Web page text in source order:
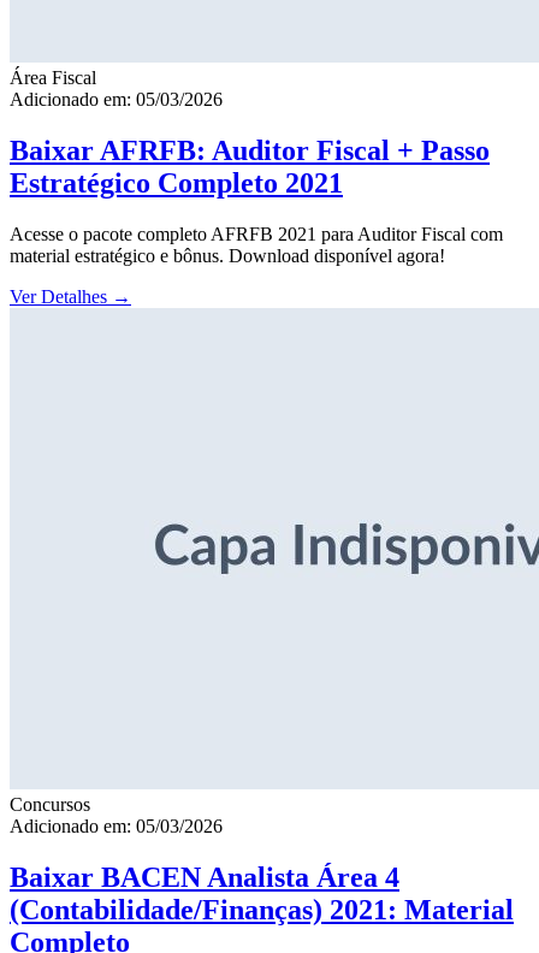
Área Fiscal
Adicionado em: 05/03/2026
Baixar AFRFB: Auditor Fiscal + Passo
Estratégico Completo 2021
Acesse o pacote completo AFRFB 2021 para Auditor Fiscal com
material estratégico e bônus. Download disponível agora!
Ver Detalhes →
Concursos
Adicionado em: 05/03/2026
Baixar BACEN Analista Área 4
(Contabilidade/Finanças) 2021: Material
Completo